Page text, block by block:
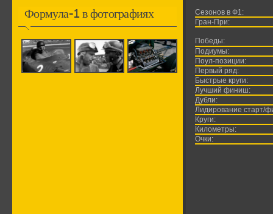
Формула-1 в фотографиях
Сезонов в Ф1:
Гран-При:
Победы:
Подиумы:
Поул-позиции:
Первый ряд:
Быстрые круги:
Лучший финиш:
Дубли:
Лидирование старт/
Круги:
Километры:
Очки: